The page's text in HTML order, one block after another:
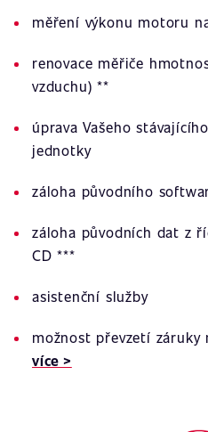
měření výkonu motoru
renovace měřiče
vzduchu) **
úprava Vašeho
jednotky
záloha původního
záloha původních dat z
CD ***
asistenční služby
možnost převzetí
více >